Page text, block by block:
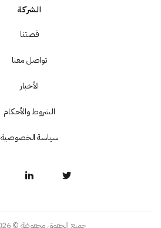
الشركة
قصتنا
تواصل معنا
الأخبار
الشروط والأحكام
سياسة الخصوصية
جميع الحقوق محفوظة © 2026 إيجاب